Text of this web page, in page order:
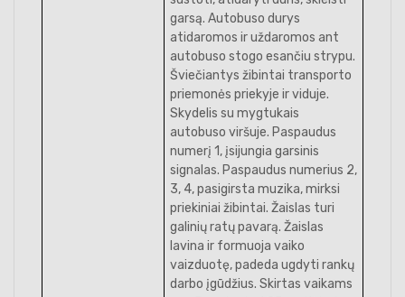
garsą. Autobuso durys
atidaromos ir uždaromos ant
autobuso stogo esančiu strypu.
Šviečiantys žibintai transporto
priemonės priekyje ir viduje.
Skydelis su mygtukais
autobuso viršuje. Paspaudus
numerį 1, įsijungia garsinis
signalas. Paspaudus numerius 2,
3, 4, pasigirsta muzika, mirksi
priekiniai žibintai. Žaislas turi
galinių ratų pavarą. Žaislas
lavina ir formuoja vaiko
vaizduotę, padeda ugdyti rankų
darbo įgūdžius. Skirtas vaikams